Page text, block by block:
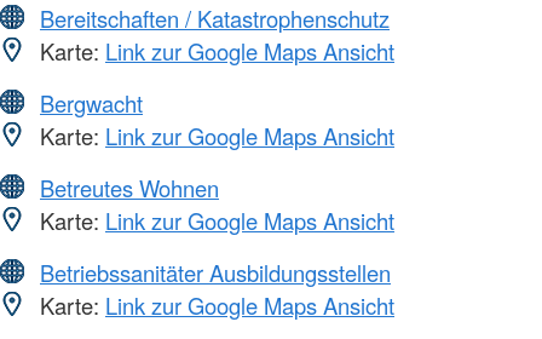
Bereitschaften / Katastrophenschutz
Karte: Link zur Google Maps Ansicht
Bergwacht
Karte: Link zur Google Maps Ansicht
Betreutes Wohnen
Karte: Link zur Google Maps Ansicht
Betriebssanitäter Ausbildungsstellen
Karte: Link zur Google Maps Ansicht